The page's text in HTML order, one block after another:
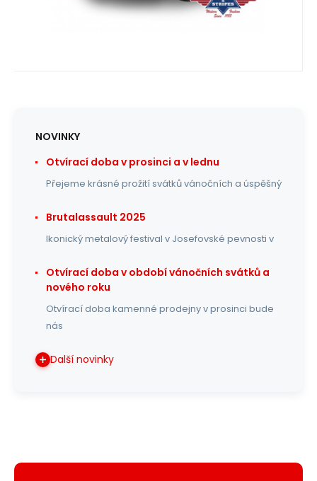
NOVINKY
Otvírací doba v prosinci a v lednu
Přejeme krásné prožití svátků vánočních a úspěšný
Brutalassault 2025
Ikonický metalový festival v Josefovské pevnosti v
Otvírací doba v období vánočních svátků a
nového roku
Otvírací doba kamenné prodejny v prosinci bude
nás
Další novinky